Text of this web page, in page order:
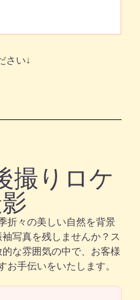
さい↓
撮りロケ
折々の美しい自然を背景
写真を残しませんか？ス
な雰囲気の中で、お客様
お手伝いをいたします。